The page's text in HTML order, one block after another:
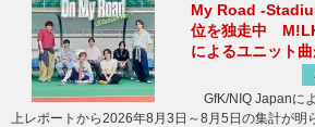
My Road -
位を独走中
によるユニット曲
GfK/NIQ Japanに
上レポートから2026年8月3日～8月5日の集計が明